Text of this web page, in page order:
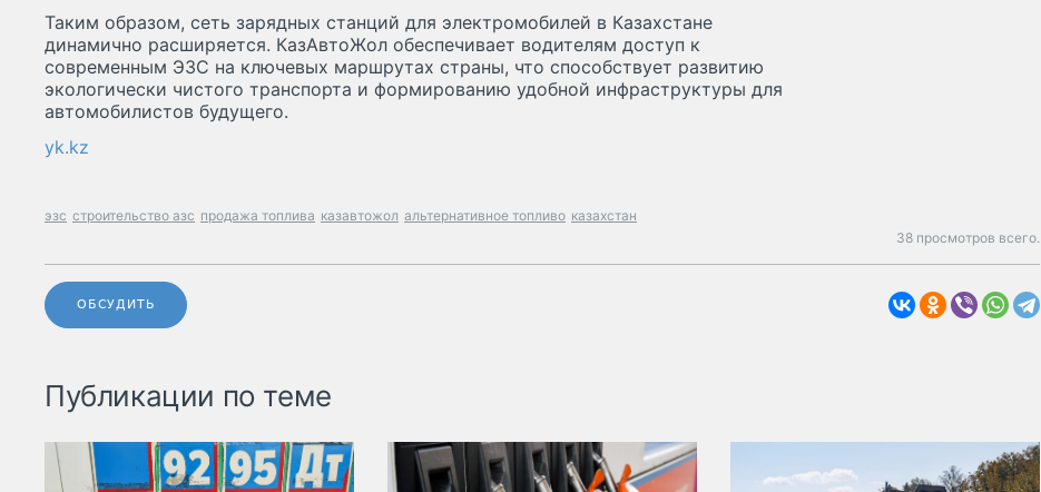
Таким образом, сеть зарядных станций для электромобилей в Казахстане
динамично расширяется. КазАвтоЖол обеспечивает водителям доступ к
современным ЭЗС на ключевых маршрутах страны, что способствует развитию
экологически чистого транспорта и формированию удобной инфраструктуры для
автомобилистов будущего.
yk.kz
эзс строительство азс продажа топлива казавтожол альтернативное топливо казахстан
38 просмотров всего.
ОБСУДИТЬ
Публикации по теме